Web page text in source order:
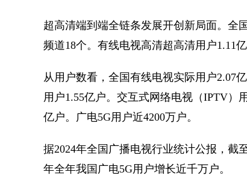
超高清端到端全链条发展开创新局面。全
频道18个。有线电视高清超高清用户1.11
从用户数看，全国有线电视实际用户2.07
用户1.55亿户。交互式网络电视（IPTV）
亿户。广电5G用户近4200万户。
据2024年全国广播电视行业统计公报，截
年全年我国广电5G用户增长近千万户。